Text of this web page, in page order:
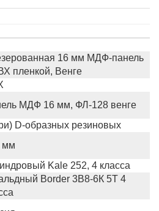
16 мм МДФ-панель
пленкой, Венге
МДФ 16 мм, ФЛ-128 венге
D-образных резиновых
мм
Kale 252, 4 класса
Border 3В8-6К 5Т 4